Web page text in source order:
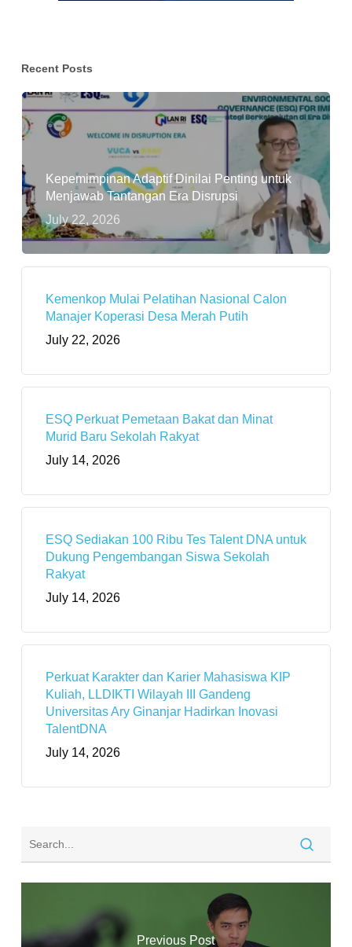
Recent Posts
Kepemimpinan Adaptif Dinilai Penting untuk
Menjawab Tantangan Era Disrupsi
July 22, 2026
Kemenkop Mulai Pelatihan Nasional Calon
Manajer Koperasi Desa Merah Putih
July 22, 2026
ESQ Perkuat Pemetaan Bakat dan Minat
Murid Baru Sekolah Rakyat
July 14, 2026
ESQ Sediakan 100 Ribu Tes Talent DNA untuk
Dukung Pengembangan Siswa Sekolah
Rakyat
July 14, 2026
Perkuat Karakter dan Karier Mahasiswa KIP
Kuliah, LLDIKTI Wilayah III Gandeng
Universitas Ary Ginanjar Hadirkan Inovasi
TalentDNA
July 14, 2026
Previous Post